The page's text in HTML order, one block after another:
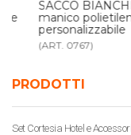
PRODOTTI
Set Cortesia Hotel e Accessori
SACCO
manico polietilene
personalizzabile
(ART. 0767)